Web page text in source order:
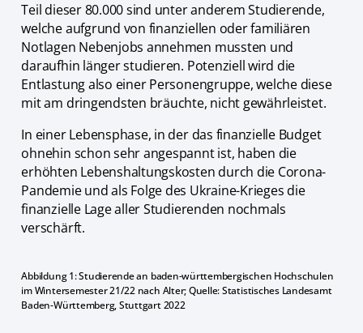
Teil dieser 80.000 sind unter anderem Studierende,
welche aufgrund von finanziellen oder familiären
Notlagen Nebenjobs annehmen mussten und
daraufhin länger studieren. Potenziell wird die
Entlastung also einer Personengruppe, welche diese
mit am dringendsten bräuchte, nicht gewährleistet.
In einer Lebensphase, in der das finanzielle Budget
ohnehin schon sehr angespannt ist, haben die
erhöhten Lebenshaltungskosten durch die Corona-
Pandemie und als Folge des Ukraine-Krieges die
finanzielle Lage aller Studierenden nochmals
verschärft.
Abbildung 1: Studierende an baden-württembergischen Hochschulen
im Wintersemester 21/22 nach Alter; Quelle: Statistisches Landesamt
Baden-Württemberg, Stuttgart 2022